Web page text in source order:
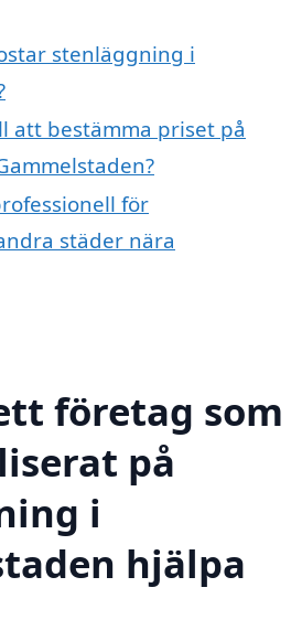
stenläggning i
att bestämma priset på
för
städer nära
företag som
på
i
hjälpa